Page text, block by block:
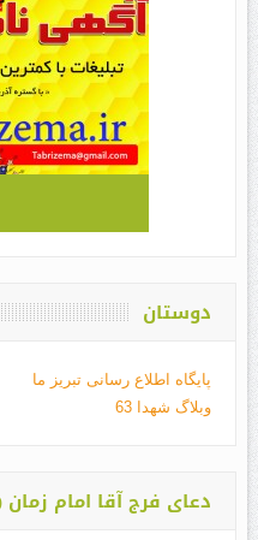
دوستان
پایگاه اطلاع رسانی تبریز ما
وبلاگ شهدا 63
دعای فرج آقا امام